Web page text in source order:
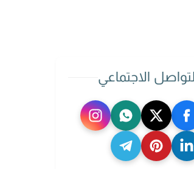
الاجتماعي